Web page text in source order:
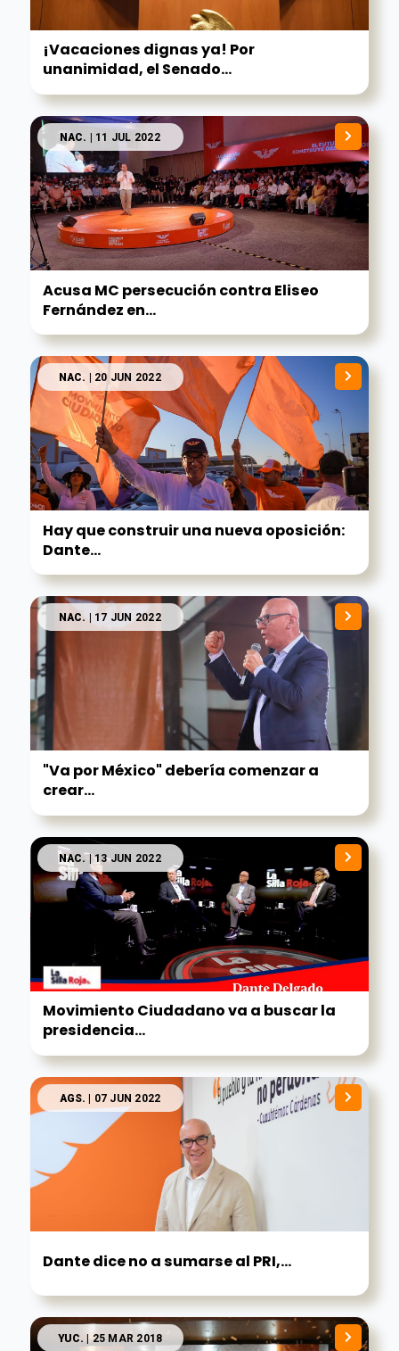
¡Vacaciones dignas ya! Por
unanimidad, el Senado...
NAC. | 11 JUL 2022
Acusa MC persecución contra Eliseo
Fernández en...
NAC. | 20 JUN 2022
Hay que construir una nueva oposición:
Dante...
NAC. | 17 JUN 2022
"Va por México" debería comenzar a
crear...
NAC.| 13 JUN 2022
Movimiento Ciudadano va a buscar la
presidencia...
AGS. | 07 JUN 2022
Dante dice no a sumarse al PRI,...
YUC. | 25 MAR 2018